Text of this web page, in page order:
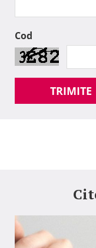
Cod
TRIMITE